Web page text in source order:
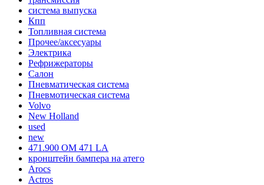
система выпуска
Кпп
Топливная система
Прочее/аксесуары
Электрика
Рефрижераторы
Салон
Пневматическая система
Пневмотическая система
Volvo
New Holland
used
new
471.900 OM 471 LA
кронштейн бампера на атего
Arocs
Actros